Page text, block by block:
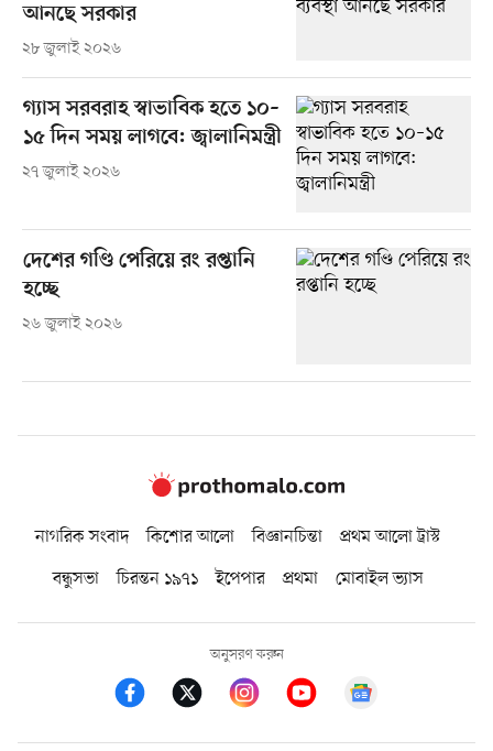
আনছে সরকার
২৮ জুলাই ২০২৬
গ্যাস সরবরাহ স্বাভাবিক হতে ১০–
১৫ দিন সময় লাগবে: জ্বালানিমন্ত্রী
২৭ জুলাই ২০২৬
দেশের গণ্ডি পেরিয়ে রং রপ্তানি
হচ্ছে
২৬ জুলাই ২০২৬
নাগরিক সংবাদ কিশোর আলো বিজ্ঞানচিন্তা
প্রথম আলো ট্রাস্ট
বন্ধুসভা
চিরন্তন ১৯৭১ ইপেপার প্রথমা মোবাইল ভ্যাস
অনুসরণ করুন